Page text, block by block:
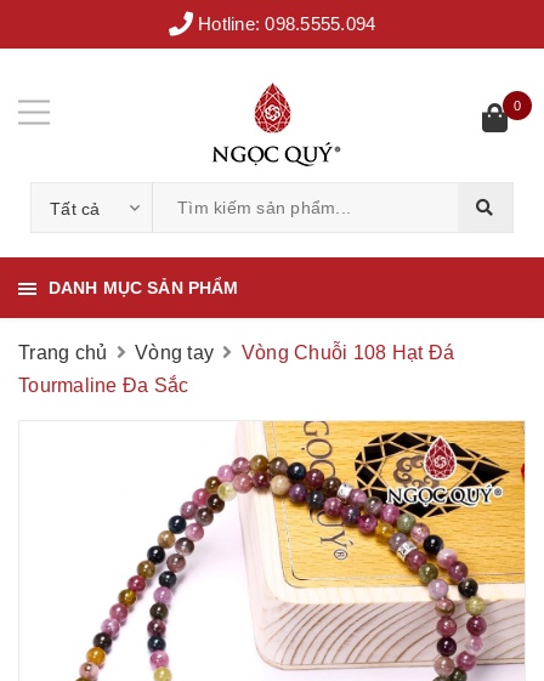
Hotline:098.5555.094
Tất cả
0
DANH MỤC SẢN PHẨM
Trang chủ Vòng tay
Vòng Chuỗi 108 Hạt Đá
Tourmaline Đa Sắc